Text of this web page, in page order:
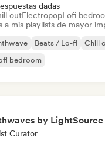
dadas
outElectropopLofi
a mis playlists de mayor
Beats / Lo-fi
Chill
bedroom
by LightSource
Curator